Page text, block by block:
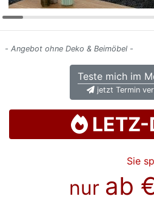
- Angebot ohne Deko & Beimöbel -
Teste mich im
jetzt Termin
LETZ-
Sie
nur ab
Deals